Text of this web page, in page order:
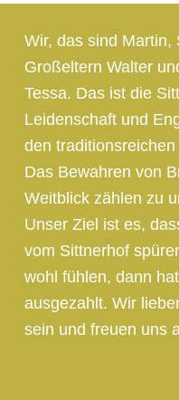
Wir, das sind Martin,
Großeltern Walter
Tessa. Das ist die
Leidenschaft und
den
Das Bewahren von
Weitblick zählen zu
Unser Ziel ist es,
vom Sittnerhof
wohl fühlen, dann
ausgezahlt. Wir
sein und freuen uns